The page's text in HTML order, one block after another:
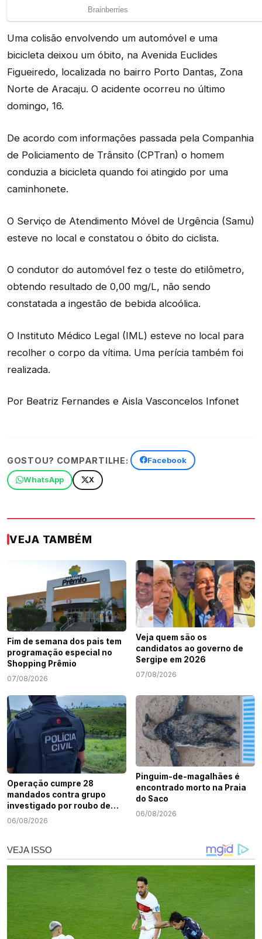
Uma colisão envolvendo um automóvel e uma
bicicleta deixou um óbito, na Avenida Euclides
Figueiredo, localizada no bairro Porto Dantas, Zona
Norte de Aracaju. O acidente ocorreu no último
domingo, 16.
De acordo com informações passada pela Companhia
de Policiamento de Trânsito (CPTran) o homem
conduzia a bicicleta quando foi atingido por uma
caminhonete.
O Serviço de Atendimento Móvel de Urgência (Samu)
esteve no local e constatou o óbito do ciclista.
O condutor do automóvel fez o teste do etilômetro,
obtendo resultado de 0,00 mg/L, não sendo
constatada a ingestão de bebida alcoólica.
O Instituto Médico Legal (IML) esteve no local para
recolher o corpo da vítima. Uma perícia também foi
realizada.
Por Beatriz Fernandes e Aisla Vasconcelos Infonet
GOSTOU? COMPARTILHE: Facebook
WhatsApp X
VEJA TAMBÉM
Fim de semana dos pais tem
programação especial no
Shopping Prêmio
07/08/2026
Veja quem são os
candidatos ao governo de
Sergipe em 2026
07/08/2026
Operação cumpre 28
mandados contra grupo
investigado por roubo de
cargas e tráfico de drogas
06/08/2026
Pinguim-de-magalhães é
encontrado morto na Praia
do Saco
06/08/2026